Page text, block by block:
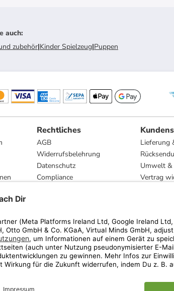
auch:
zubehör|Kinder Spielzeug|Puppen
Rechtliches
AGB
Widerrufsbelehrung
Datenschutz
Compliance
Lieferung
Umwelt
Vertrag
* Streichpreise entsprechen der